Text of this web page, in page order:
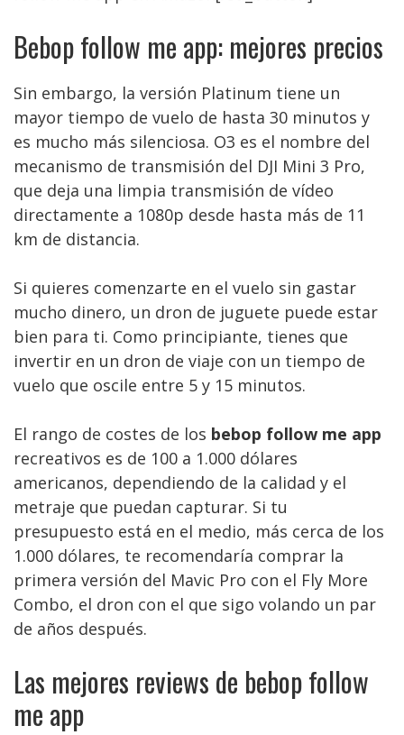
Bebop follow me app: mejores precios
Sin embargo, la versión Platinum tiene un
mayor tiempo de vuelo de hasta 30 minutos y
es mucho más silenciosa. O3 es el nombre del
mecanismo de transmisión del DJI Mini 3 Pro,
que deja una limpia transmisión de vídeo
directamente a 1080p desde hasta más de 11
km de distancia.
Si quieres comenzarte en el vuelo sin gastar
mucho dinero, un dron de juguete puede estar
bien para ti. Como principiante, tienes que
invertir en un dron de viaje con un tiempo de
vuelo que oscile entre 5 y 15 minutos.
El rango de costes de los bebop follow me app
recreativos es de 100 a 1.000 dólares
americanos, dependiendo de la calidad y el
metraje que puedan capturar. Si tu
presupuesto está en el medio, más cerca de los
1.000 dólares, te recomendaría comprar la
primera versión del Mavic Pro con el Fly More
Combo, el dron con el que sigo volando un par
de años después.
Las mejores reviews de bebop follow
me app